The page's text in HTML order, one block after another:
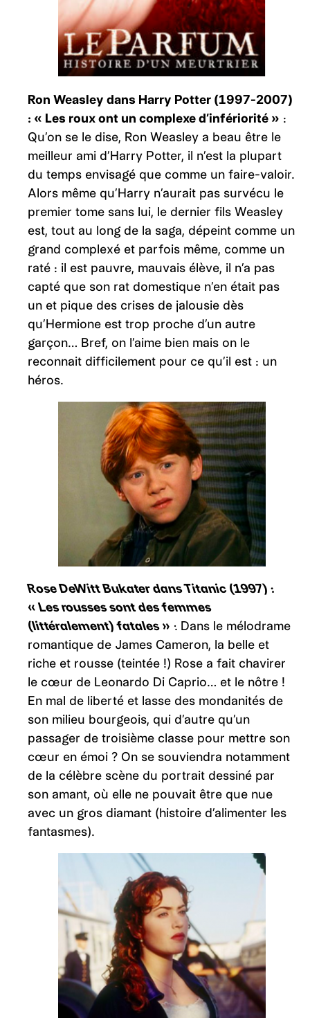
Ron Weasley dans Harry Potter (1997-2007)
: « Les roux ont un complexe d’infériorité » :
Qu’on se le dise, Ron Weasley a beau être le
meilleur ami d’Harry Potter, il n’est la plupart
du temps envisagé que comme un faire-valoir.
Alors même qu’Harry n’aurait pas survécu le
premier tome sans lui, le dernier fils Weasley
est, tout au long de la saga, dépeint comme un
grand complexé et parfois même, comme un
raté : il est pauvre, mauvais élève, il n’a pas
capté que son rat domestique n’en était pas
un et pique des crises de jalousie dès
qu’Hermione est trop proche d’un autre
garçon… Bref, on l’aime bien mais on le
reconnait difficilement pour ce qu’il est : un
héros.
Rose DeWitt Bukater dans Titanic (1997) :
« Les rousses sont des femmes
(littéralement) fatales » : Dans le mélodrame
romantique de James Cameron, la belle et
riche et rousse (teintée !) Rose a fait chavirer
le cœur de Leonardo Di Caprio… et le nôtre !
En mal de liberté et lasse des mondanités de
son milieu bourgeois, qui d’autre qu’un
passager de troisième classe pour mettre son
cœur en émoi ? On se souviendra notamment
de la célèbre scène du portrait dessiné par
son amant, où elle ne pouvait être que nue
avec un gros diamant (histoire d’alimenter les
fantasmes).